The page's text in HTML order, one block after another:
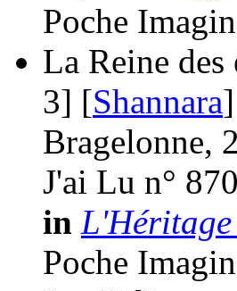
Poche
La Reine
3] [Shannara]
Bragelonne,
J'ai Lu n°
in
Poche